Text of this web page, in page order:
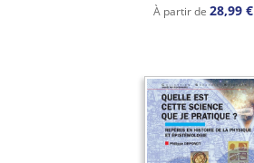
À partir de 28,99 €